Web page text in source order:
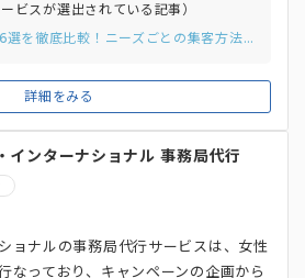
詳細をみる
提供しています。また、開催の際に現
ラインでの開催の支援も行っており学
信などにも対応しています。
ビスが選出されている記事）
・集客代行おすすめ26選を徹底比較！ニーズごとの集客方法や費用相場、選び方を解説
インターナショナル 事務局代行
ョナルの事務局代行サービスは、女性
なっており、キャンペーンの企画から